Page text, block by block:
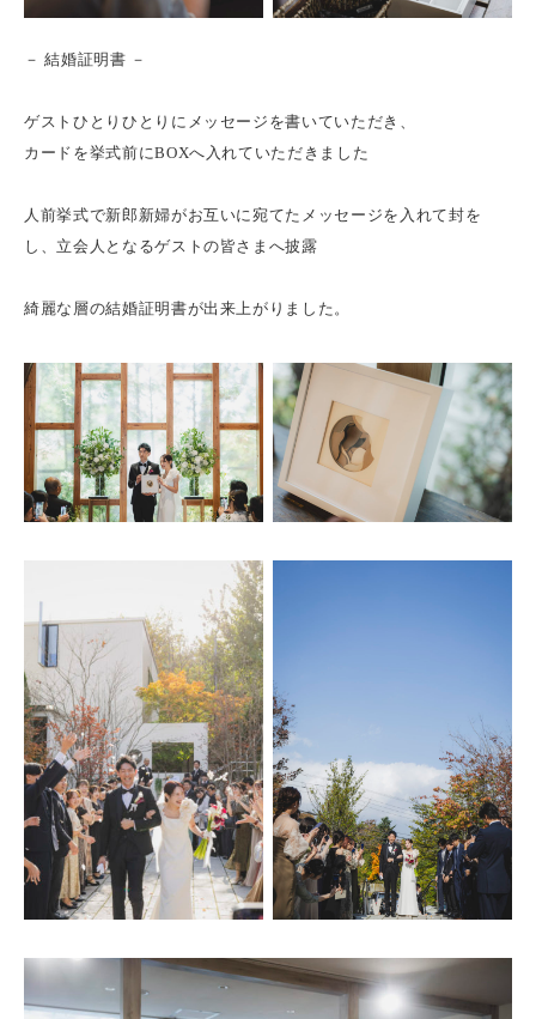
－ 結婚証明書 －
ゲストひとりひとりにメッセージを書いていただき、
カードを挙式前にBOXへ入れていただきました
人前挙式で新郎新婦がお互いに宛てたメッセージを入れて封を
し、立会人となるゲストの皆さまへ披露
綺麗な層の結婚証明書が出来上がりました。